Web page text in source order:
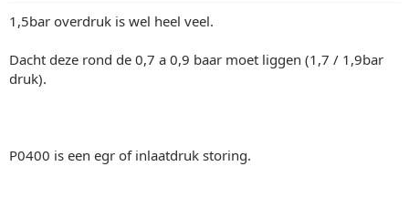
1,5bar overdruk is wel heel veel.
Dacht deze rond de 0,7 a 0,9 baar moet liggen (1,7 / 1,9bar
druk).
P0400 is een egr of inlaatdruk storing.